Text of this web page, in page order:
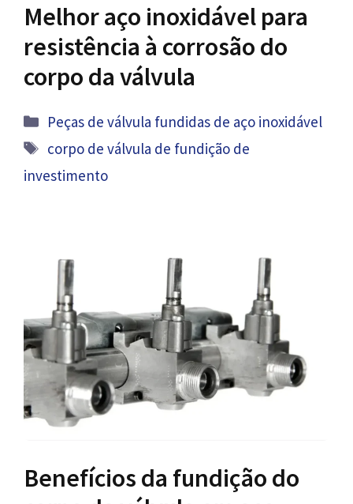
Melhor aço inoxidável para
resistência à corrosão do
corpo da válvula
Categorias
Peças de válvula fundidas de aço inoxidável
Tag
corpo de válvula de fundição de
investimento
Benefícios da fundição do